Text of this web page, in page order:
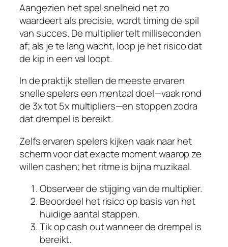
Aangezien het spel snelheid net zo
waardeert als precisie, wordt timing de spil
van succes. De multiplier telt milliseconden
af; als je te lang wacht, loop je het risico dat
de kip in een val loopt.
In de praktijk stellen de meeste ervaren
snelle spelers een mentaal doel—vaak rond
de 3x tot 5x multipliers—en stoppen zodra
dat drempel is bereikt.
Zelfs ervaren spelers kijken vaak naar het
scherm voor dat exacte moment waarop ze
willen cashen; het ritme is bijna muzikaal.
Observeer de stijging van de multiplier.
Beoordeel het risico op basis van het
huidige aantal stappen.
Tik op cash out wanneer de drempel is
bereikt.